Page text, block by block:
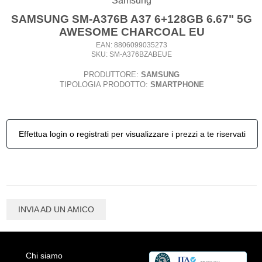
SAMSUNG SM-A376B A37 6+128GB 6.67" 5G
AWESOME CHARCOAL EU
EAN: 8806099035273
SKU: SM-A376BZABEUE
PRODUTTORE: SAMSUNG
TIPOLOGIA PRODOTTO: SMARTPHONE
Effettua login o registrati per visualizzare i prezzi a te riservati
INVIA AD UN AMICO
Chi siamo